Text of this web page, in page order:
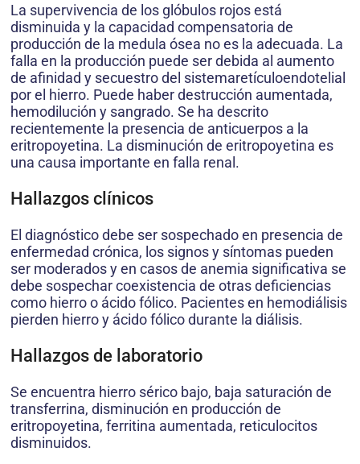
La supervivencia de los glóbulos rojos está
disminuida y la capacidad compensatoria de
producción de la medula ósea no es la adecuada. La
falla en la producción puede ser debida al aumento
de afinidad y secuestro del sistemaretículoendotelial
por el hierro. Puede haber destrucción aumentada,
hemodilución y sangrado. Se ha descrito
recientemente la presencia de anticuerpos a la
eritropoyetina. La disminución de eritropoyetina es
una causa importante en falla renal.
Hallazgos clínicos
El diagnóstico debe ser sospechado en presencia de
enfermedad crónica, los signos y síntomas pueden
ser moderados y en casos de anemia significativa se
debe sospechar coexistencia de otras deficiencias
como hierro o ácido fólico. Pacientes en hemodiálisis
pierden hierro y ácido fólico durante la diálisis.
Hallazgos de laboratorio
Se encuentra hierro sérico bajo, baja saturación de
transferrina, disminución en producción de
eritropoyetina, ferritina aumentada, reticulocitos
disminuidos.